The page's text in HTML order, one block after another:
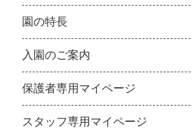
園の特長
入園のご案内
保護者専用マイページ
スタッフ専用マイページ